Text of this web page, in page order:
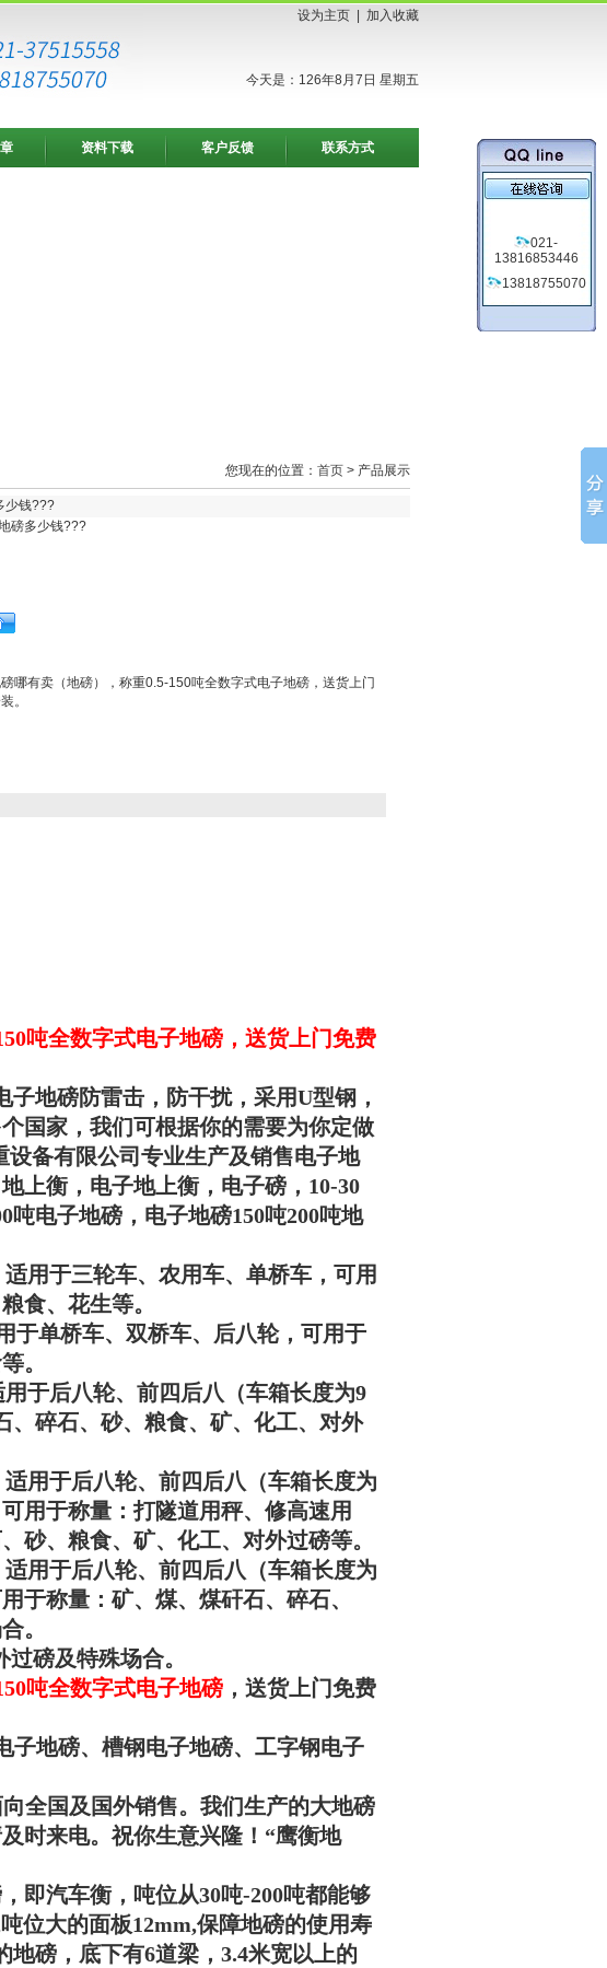
设为主页 加入收藏
今天是：126年8月7日 星期五
资料下载 客户反馈 联系方式
您现在的位置： 首页 > 产品展示
少钱???
磅多少钱???
哪有卖（地磅），称重0.5-150吨全数字式电子地磅，送货上门
。
吨全数字式电子地磅，送货上门免费
子地磅防雷击，防干扰，采用U型钢，
国家，我们可根据你的需要为你定做
设备有限公司专业生产及销售电子地
上衡，电子地上衡，电子磅，10-30
吨电子地磅，电子地磅150吨200吨地
用于三轮车、农用车、单桥车，可用
食、花生等。
于单桥车、双桥车、后八轮，可用于
。
于后八轮、前四后八（车箱长度为9
、碎石、砂、粮食、矿、化工、对外
适用于后八轮、前四后八（车箱长度为
用于称量：打隧道用秤、修高速用
砂、粮食、矿、化工、对外过磅等。
适用于后八轮、前四后八（车箱长度为
于称量：矿、煤、煤矸石、碎石、
合。
磅及特殊场合。
吨全数字式电子地磅 ， 送货上门免费
子地磅、槽钢电子地磅、工字钢电子
全国及国外销售。我们生产的大地磅
时来电。祝你生意兴隆！“鹰衡地
即汽车衡，吨位从30吨-200吨都能够
位大的面板12mm,保障地磅的使用寿
磅，底下有6道梁，3.4米宽以上的
021-
13816853446
13818755070